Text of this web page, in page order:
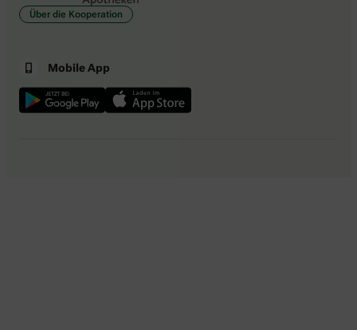
Über die Kooperation
Mobile App